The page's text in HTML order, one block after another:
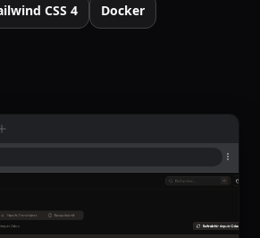
CSS 4 Docker